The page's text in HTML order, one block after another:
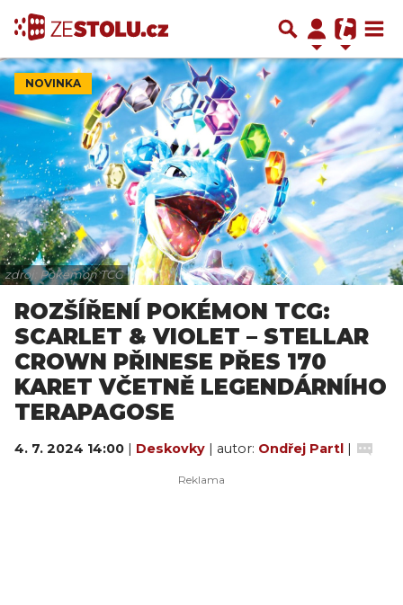
NOVINKA
zdroj: Pokémon TCG
ROZŠÍŘENÍ POKÉMON TCG:
SCARLET & VIOLET – STELLAR
CROWN PŘINESE PŘES 170
KARET VČETNĚ LEGENDÁRNÍHO
TERAPAGOSE
4. 7. 2024 14:00 | Deskovky | autor: Ondřej Partl |